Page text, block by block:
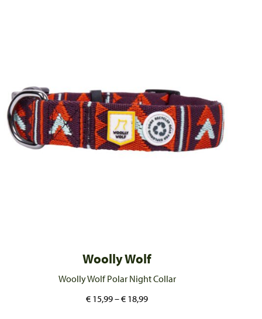
Woolly Wolf
Woolly Wolf Polar Night Collar
€ 15,99–€ 18,99